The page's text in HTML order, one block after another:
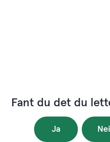
Fant du det du
Ja Nei